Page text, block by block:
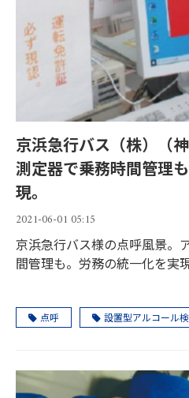
京浜急行バス（株）（
測定器で乗務時間管理
現。
2021-06-01 05:15
京浜急行バス様の点呼風景。
間管理も。労務の統一化を実現
点呼 設置型アルコール